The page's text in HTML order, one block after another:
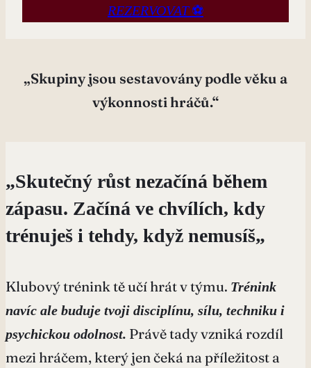
REZERVOVAT⚽
„Skupiny jsou sestavovány podle věku a
výkonnosti hráčů.“
„Skutečný růst nezačíná během
zápasu. Začíná ve chvílích, kdy
trénuješ i tehdy, když nemusíš„
Klubový trénink tě učí hrát v týmu. Trénink
navíc ale buduje tvoji disciplínu, sílu, techniku i
psychickou odolnost. Právě tady vzniká rozdíl
mezi hráčem, který jen čeká na příležitost a